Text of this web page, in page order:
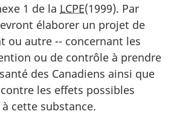
1 de la LCPE(1999). Par
élaborer un projet de
ou autre -- concernant les
ou de contrôle à prendre
des Canadiens ainsi que
les effets possibles
cette substance.